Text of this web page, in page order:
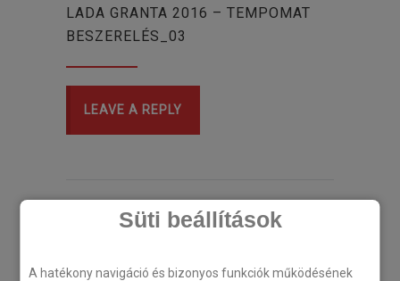
Süti beállítások
A hatékony navigáció és bizonyos funkciók működésének
LADA GRANTA 2016 – TEMPOMAT
BESZERELÉS_03
LEAVE A REPLY